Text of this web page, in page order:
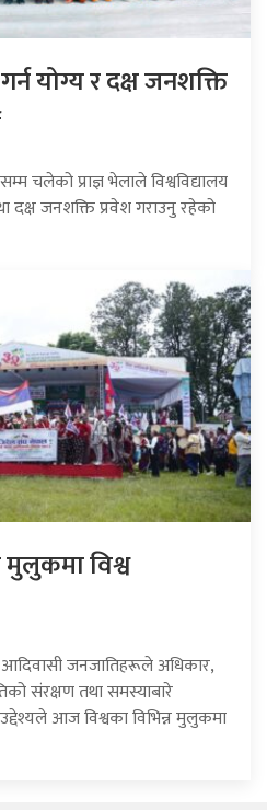
योग्य र दक्ष जनशक्ति
चलेको प्राज्ञ भेलाले विश्वविद्यालय
दक्ष जनशक्ति प्रवेश गराउनु रहेको
विश्व
आदिवासी जनजातिहरूले अधिकार,
संरक्षण तथा समस्याबारे
उद्देश्यले आज विश्वका विभिन्न मुलुकमा